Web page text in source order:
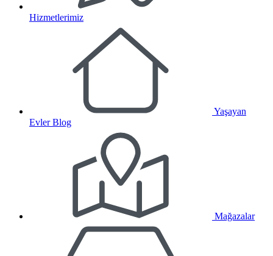
Hizmetlerimiz
Yaşayan
Evler Blog
Mağazalar